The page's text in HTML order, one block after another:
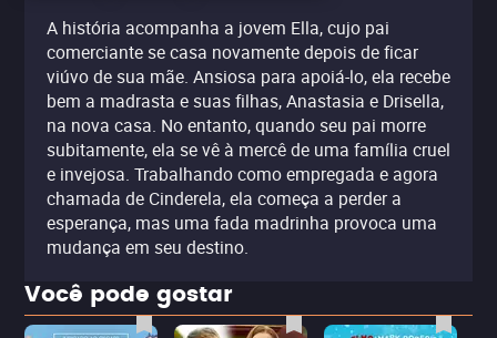
A história acompanha a jovem Ella, cujo pai
comerciante se casa novamente depois de ficar
viúvo de sua mãe. Ansiosa para apoiá-lo, ela recebe
bem a madrasta e suas filhas, Anastasia e Drisella,
na nova casa. No entanto, quando seu pai morre
subitamente, ela se vê à mercê de uma família cruel
e invejosa. Trabalhando como empregada e agora
chamada de Cinderela, ela começa a perder a
esperança, mas uma fada madrinha provoca uma
mudança em seu destino.
Você pode gostar